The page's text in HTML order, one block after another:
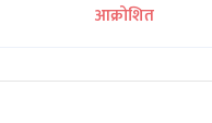
आक्रोशित